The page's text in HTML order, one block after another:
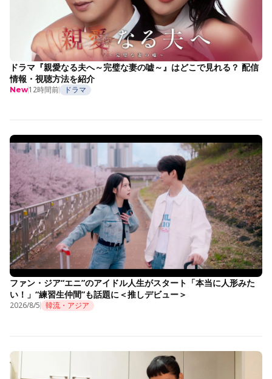
ドラマ『親愛なる夫へ～完璧な妻の嘘～』はどこで見れる？ 配信
情報・視聴方法を紹介
New12時間前 ドラマ
ファン・ジア“エニ”のアイドル人生がスタート「本当に人形みた
い！」“練習生仲間”も話題に＜推しデビュー＞
2026/8/5 韓流・アジア